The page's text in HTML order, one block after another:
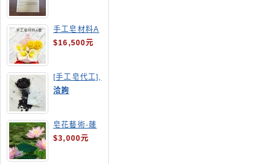
手工皂材料A
套
$16,500元
[手工皂代工],
釋迦手工皂
洽詢
皂花藝術-蓮
花
$3,000元